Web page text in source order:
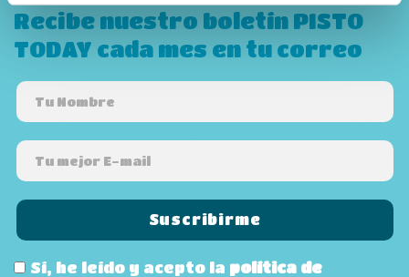
Recibe nuestro boletín PISTO
TODAY cada mes en tu correo
Sí, he leído y acepto la política de